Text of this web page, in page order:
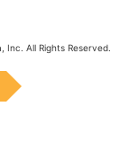
Inc. All Rights Reserved.